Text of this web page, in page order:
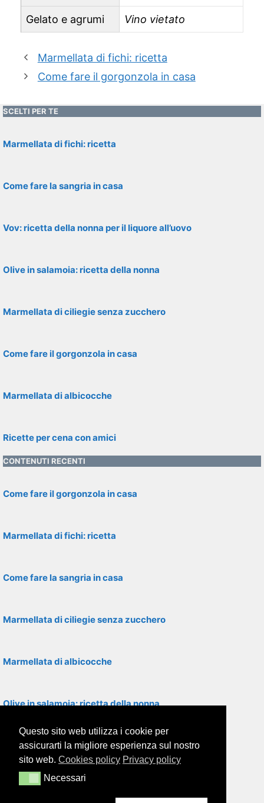
Gelato e agrumi Vino vietato
Marmellata di fichi: ricetta
Come fare il gorgonzola in casa
SCELTI PER TE
Marmellata di fichi: ricetta
Come fare la sangria in casa
Vov: ricetta della nonna per il liquore all’uovo
Olive in salamoia: ricetta della nonna
Marmellata di ciliegie senza zucchero
Come fare il gorgonzola in casa
Marmellata di albicocche
Ricette per cena con amici
CONTENUTI RECENTI
Come fare il gorgonzola in casa
Marmellata di fichi: ricetta
Come fare la sangria in casa
Marmellata di ciliegie senza zucchero
Marmellata di albicocche
Olive in salamoia: ricetta della nonna
Ricette per cena con amici
Vov: ricetta della nonna per il liquore all’uovo
Questo sito web utilizza i cookie per
assicurarti la migliore esperienza sul nostro
sito web. Cookies policy Privacy policy
NecessariNecessari